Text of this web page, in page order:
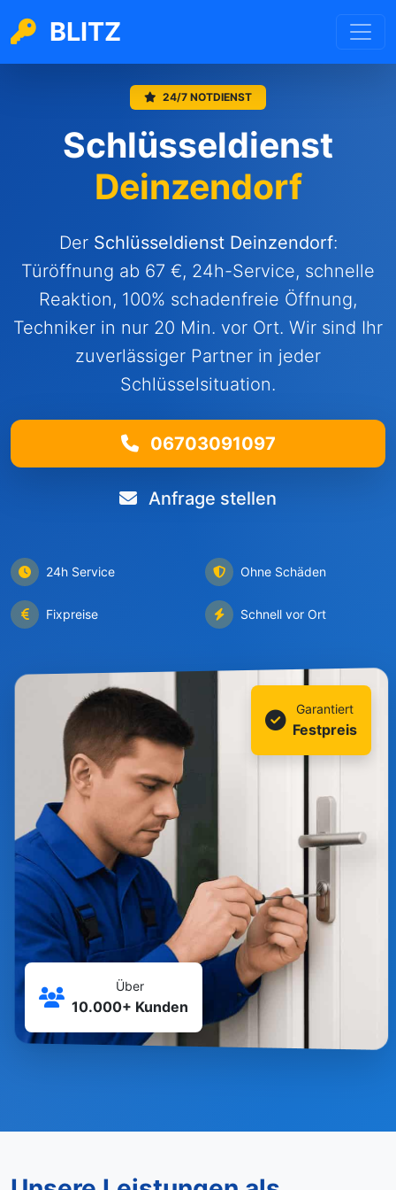
BLITZ
24/7 NOTDIENST
Schlüsseldienst
Deinzendorf
Der Schlüsseldienst Deinzendorf:
Türöffnung ab 67 €, 24h-Service, schnelle
Reaktion, 100% schadenfreie Öffnung,
Techniker in nur 20 Min. vor Ort. Wir sind Ihr
zuverlässiger Partner in jeder
Schlüsselsituation.
06703091097
Anfrage stellen
24h Service Ohne Schäden
Fixpreise Schnell vor Ort
Garantiert
Festpreis
Über
10.000+ Kunden